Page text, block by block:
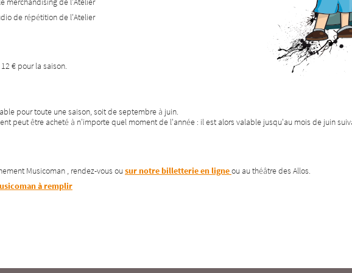
de répétition de l'Atelier
€ pour la saison.
pour toute une saison, soit de septembre à juin.
peut être acheté à n'importe quel moment de l'année : il est alors valable jusqu'au mois de juin
Musicoman , rendez-vous ousur notre billetterie en ligneou au théâtre des Allos.
à remplir